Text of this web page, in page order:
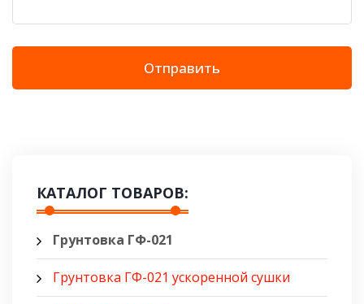
Отправить
КАТАЛОГ ТОВАРОВ:
Грунтовка ГФ-021
Грунтовка ГФ-021 ускоренной сушки